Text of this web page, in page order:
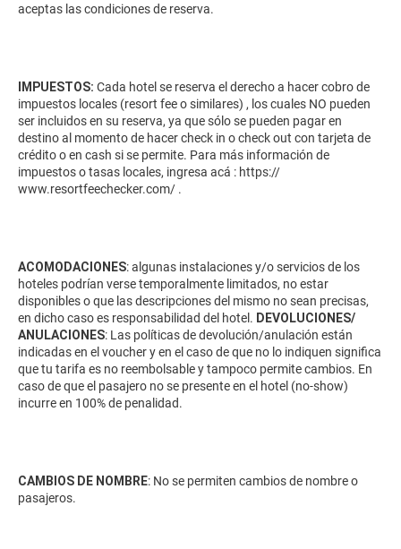
aceptas las condiciones de reserva.
IMPUESTOS: Cada hotel se reserva el derecho a hacer cobro de
impuestos locales (resort fee o similares) , los cuales NO pueden
ser incluidos en su reserva, ya que sólo se pueden pagar en
destino al momento de hacer check in o check out con tarjeta de
crédito o en cash si se permite. Para más información de
impuestos o tasas locales, ingresa acá : https://
www.resortfeechecker.com/ .
ACOMODACIONES: algunas instalaciones y/o servicios de los
hoteles podrían verse temporalmente limitados, no estar
disponibles o que las descripciones del mismo no sean precisas,
en dicho caso es responsabilidad del hotel. DEVOLUCIONES/
ANULACIONES: Las políticas de devolución/anulación están
indicadas en el voucher y en el caso de que no lo indiquen significa
que tu tarifa es no reembolsable y tampoco permite cambios. En
caso de que el pasajero no se presente en el hotel (no-show)
incurre en 100% de penalidad.
CAMBIOS DE NOMBRE: No se permiten cambios de nombre o
pasajeros.